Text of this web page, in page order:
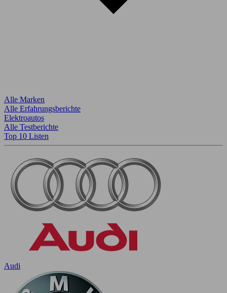
Alle Marken
Alle Erfahrungsberichte
Elektroautos
Alle Testberichte
Top 10 Listen
Audi